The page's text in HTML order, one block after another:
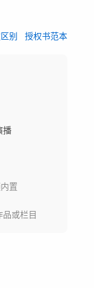
别 授权书范本
播
置
或栏目